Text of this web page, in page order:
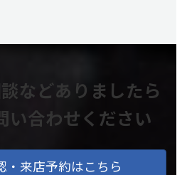
などありましたら
い合わせください
・来店予約はこちら